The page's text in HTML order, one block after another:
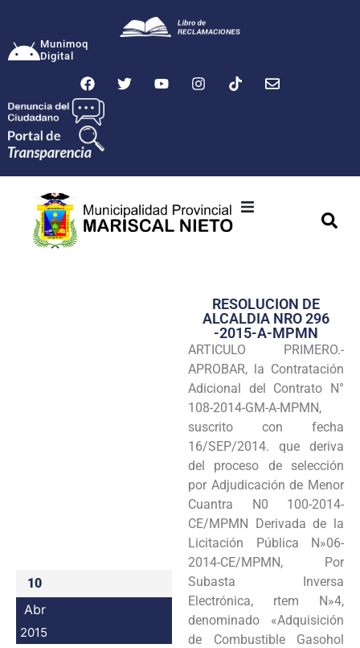
Munimoq
Digital
Transparencia
Seguridad
Programas
Intranet
10
Abr
2015
RESOLUCION DE
ALCALDIA NRO 296
-2015-A-MPMN
ARTICULO PRIMERO.-
APROBAR, la Contratación
Adicional del Contrato N°
108-2014-GM-A-MPMN,
suscrito con fecha
16/SEP/2014. que deriva
del proceso de selección
por Adjudicación de Menor
Cuantra N0 100-2014-
CE/MPMN Derivada de la
Licitación Pública N»06-
2014-CE/MPMN, Por
Subasta Inversa
Electrónica, rtem N»4,
denominado «Adquisición
de Combustible Gasohol